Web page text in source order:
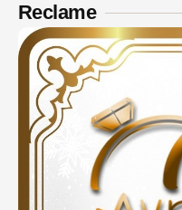
Reclame